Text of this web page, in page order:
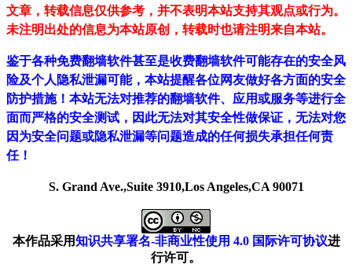
文章，转载信息仅供参考，并不表明本站支持其观点或行为。
未注明出处的信息为本站原创，转载时也请注明来自本站。
鉴于各种免费翻墙软件甚至是收费翻墙软件可能存在的安全风
险及个人隐私泄漏可能，本站提醒各位网友做好各方面的安全
防护措施！本站无法对推荐的翻墙软件、应用或服务等进行全
面而严格的安全测试，因此无法对其安全性做保证，无法对您
因为安全问题或隐私泄漏等问题造成的任何损失承担任何责
任！
S. Grand Ave.,Suite 3910,Los Angeles,CA 90071
本作品采用知识共享署名-非商业性使用 4.0 国际许可协议进
行许可。